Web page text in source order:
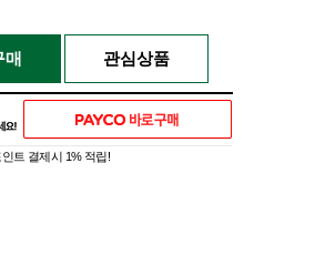
매 관심상품
인트 결제시 1% 적립!